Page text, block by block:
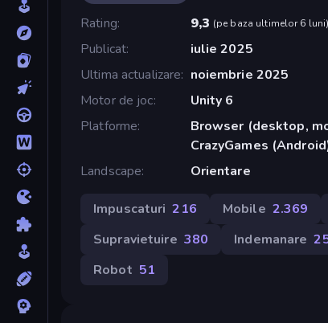
Rating
9,3 (pe baza ultimelor 6 luni)
Publicat
iulie 2025
Ultima actualizare
noiembrie 2025
Motor de joc
Unity 6
Platforme
Browser (desktop,
CrazyGames
Landscape
Orientare
Impuscaturi 216 Mobile 2.369
Supravietuire 380 Indemanare
Robot 51